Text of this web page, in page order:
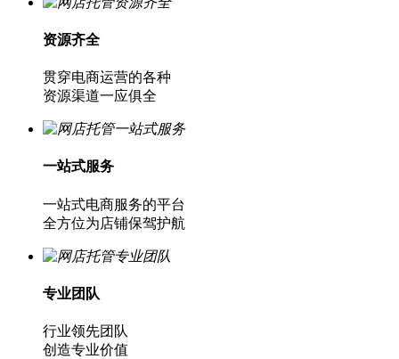
资源齐全
贯穿电商运营的各种
资源渠道一应俱全
一站式服务
一站式电商服务的平台
全方位为店铺保驾护航
专业团队
行业领先团队
创造专业价值